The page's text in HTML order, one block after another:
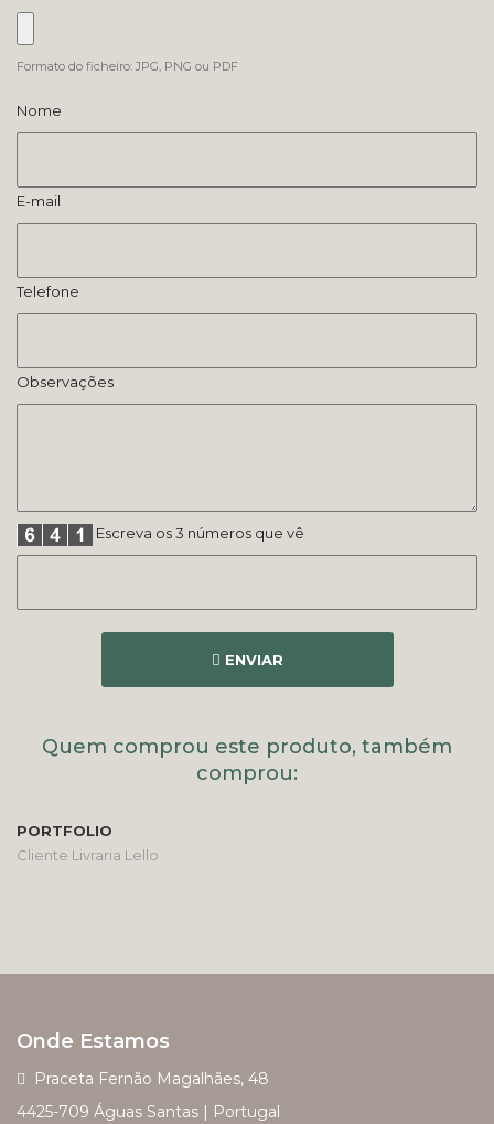
Formato do ficheiro: JPG, PNG ou PDF
Nome
E-mail
Telefone
Observações
Escreva os 3 números que vê
ENVIAR
Quem comprou este produto, também
comprou:
PORTFOLIO
Cliente Livraria Lello
Onde Estamos
Praceta Fernão Magalhães, 48
4425-709 Águas Santas | Portugal